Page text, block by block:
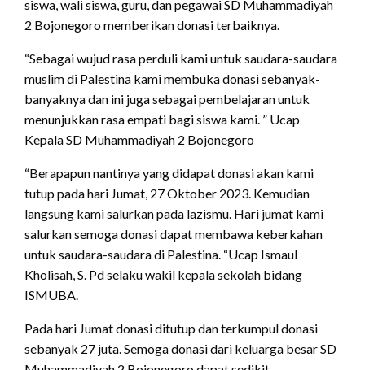
siswa, wali siswa, guru, dan pegawai SD Muhammadiyah
2 Bojonegoro memberikan donasi terbaiknya.
“Sebagai wujud rasa perduli kami untuk saudara-saudara
muslim di Palestina kami membuka donasi sebanyak-
banyaknya dan ini juga sebagai pembelajaran untuk
menunjukkan rasa empati bagi siswa kami. ” Ucap
Kepala SD Muhammadiyah 2 Bojonegoro
“Berapapun nantinya yang didapat donasi akan kami
tutup pada hari Jumat, 27 Oktober 2023. Kemudian
langsung kami salurkan pada lazismu. Hari jumat kami
salurkan semoga donasi dapat membawa keberkahan
untuk saudara-saudara di Palestina. “Ucap Ismaul
Kholisah, S. Pd selaku wakil kepala sekolah bidang
ISMUBA.
Pada hari Jumat donasi ditutup dan terkumpul donasi
sebanyak 27 juta. Semoga donasi dari keluarga besar SD